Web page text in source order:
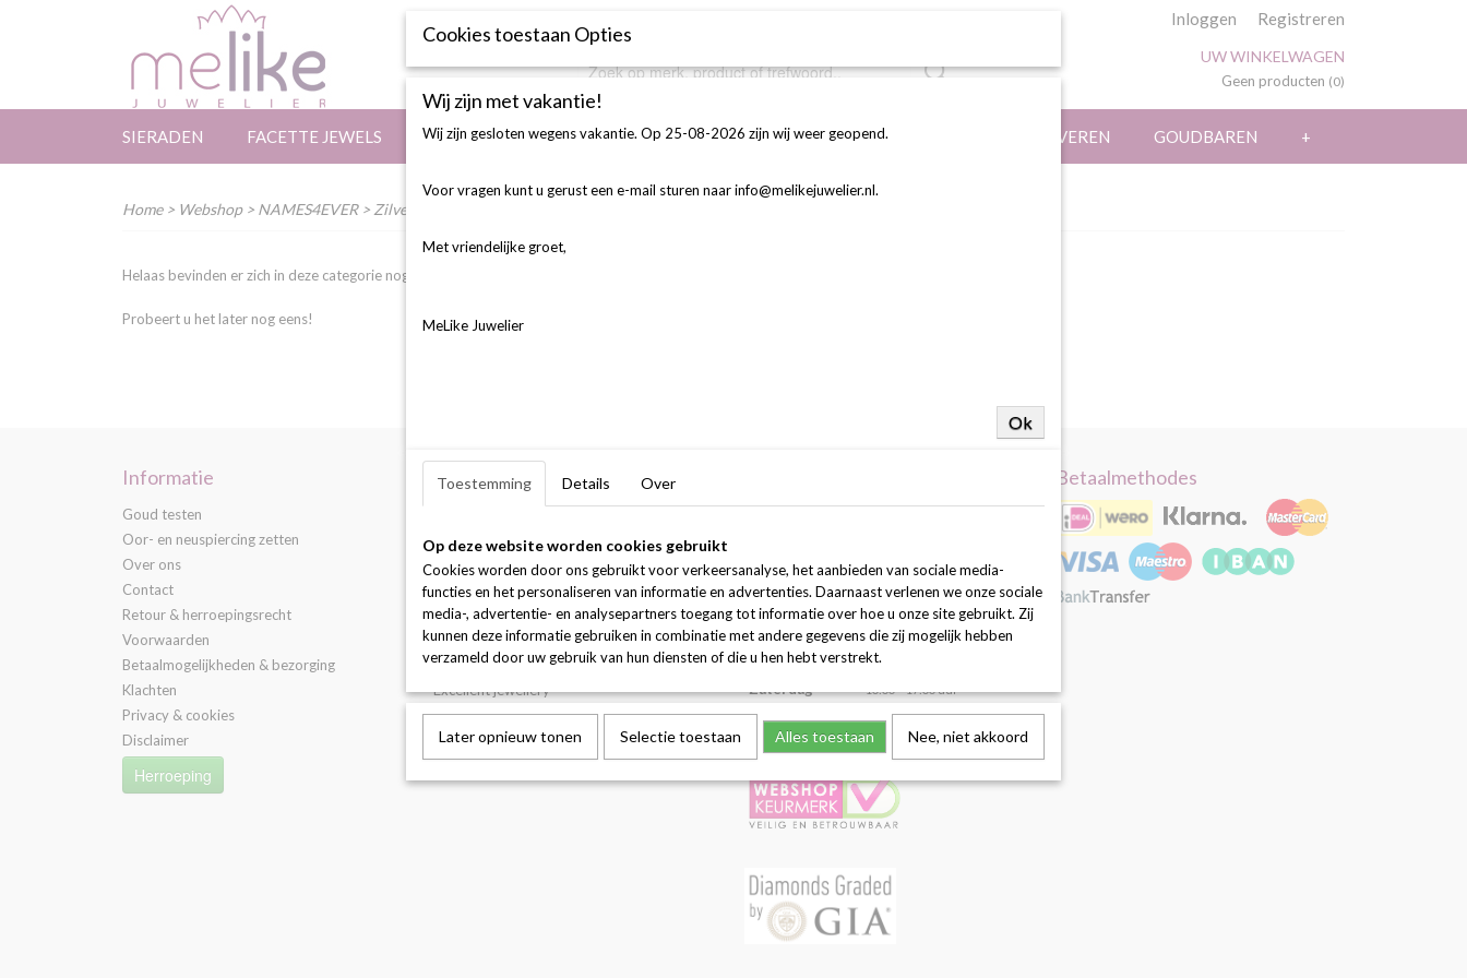
Inloggen Registreren
UW WINKELWAGEN
Geen producten (0)
SIERADEN FACETTE JEWELS 3D CONFIGURATIE AFSPRAAK MAKEN TROUWRINGEN LASERGRAVEREN GOUDBAREN +
Home> Webshop> NAMES4EVER> Zilveren Oorbellen
Helaas bevinden er zich in deze categorie nog geen producten.
Probeert u het later nog eens!
Informatie
Goud testen
Oor- en neuspiercing zetten
Over ons
Contact
Retour & herroepingsrecht
Voorwaarden
Betaalmogelijkheden & bezorging
Klachten
Privacy & cookies
Disclaimer
Herroeping
Categorieën
FACETTE jewels
3D configuratie
Afspraak maken
Trouwringen
Lasergraveren
Goudbaren
Excellent jewellery
Woensdag 10:00 – 17:00 uur
Donderdag 10:00 – 17:00 uur
Vrijdag 10:00 – 17:00 uur
Zaterdag 10:00 – 17:00 uur
Zondag 12:00 – 17:00 uur
Betaalmethodes
Cookies toestaan Opties
Wij zijn met vakantie!
Wij zijn gesloten wegens vakantie. Op 25-08-2026 zijn wij weer geopend.
Voor vragen kunt u gerust een e-mail sturen naar info@melikejuwelier.nl.
Met vriendelijke groet,
MeLike Juwelier
Ok
Toestemming Details Over
Op deze website worden cookies gebruikt
Cookies worden door ons gebruikt voor verkeersanalyse, het aanbieden van sociale media-
functies en het personaliseren van informatie en advertenties. Daarnaast verlenen we onze sociale
media-, advertentie- en analysepartners toegang tot informatie over hoe u onze site gebruikt. Zij
kunnen deze informatie gebruiken in combinatie met andere gegevens die zij mogelijk hebben
verzameld door uw gebruik van hun diensten of die u hen hebt verstrekt.
Later opnieuw tonen Selectie toestaan Alles toestaan Nee, niet akkoord